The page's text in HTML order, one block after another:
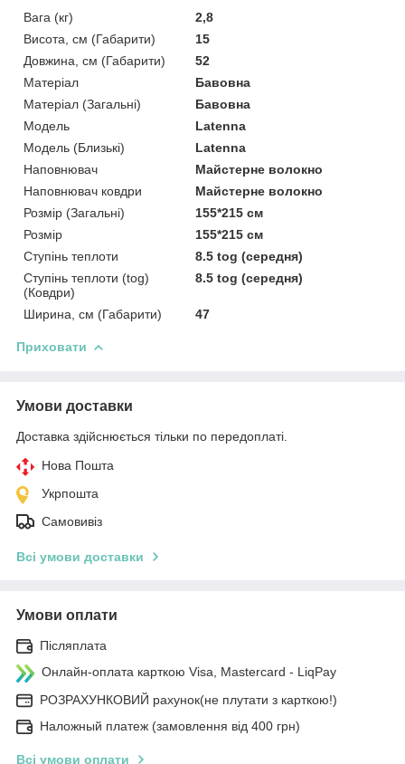
Вага (кг)
2,8
Висота, см (Габарити)
15
Довжина, см (Габарити)
52
Матеріал
Бавовна
Матеріал (Загальні)
Бавовна
Мoдель
Latenna
Модель (Близькі)
Latenna
Наповнювач
Майстерне волокно
Наповнювач ковдри
Майстерне волокно
Розмір (Загальні)
155*215 см
Розмір
155*215 см
Ступінь теплоти
8.5 tog (середня)
Ступінь теплоти (tog)
(Ковдри)
8.5 tog (середня)
Ширина, см (Габарити) 47
Приховати
Умови доставки
Доставка здійснюється тільки по передоплаті.
Нова Пошта
Укрпошта
Самовивіз
Всі умови доставки
Умови оплати
Післяплата
Онлайн-оплата карткою Visa, Mastercard - LiqPay
РОЗРАХУНКОВИЙ рахунок(не плутати з карткою!)
Наложный платеж (замовлення від 400 грн)
Всі умови оплати